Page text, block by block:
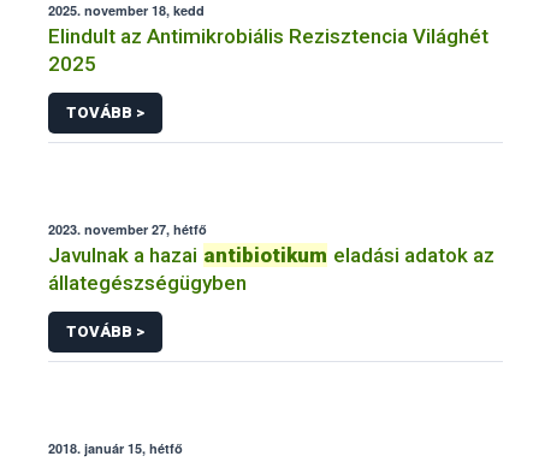
2025. november 18, kedd
Elindult az Antimikrobiális Rezisztencia Világhét
2025
TOVÁBB >
2023. november 27, hétfő
Javulnak a hazai antibiotikum eladási adatok az
állategészségügyben
TOVÁBB >
2018. január 15, hétfő